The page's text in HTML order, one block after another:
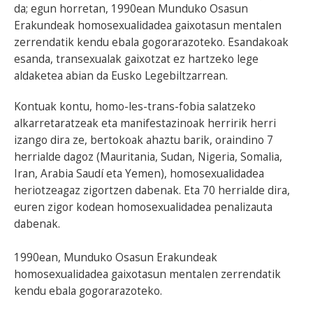
da; egun horretan, 1990ean Munduko Osasun
Erakundeak homosexualidadea gaixotasun mentalen
zerrendatik kendu ebala gogorarazoteko. Esandakoak
esanda, transexualak gaixotzat ez hartzeko lege
aldaketea abian da Eusko Legebiltzarrean.
Kontuak kontu, homo-les-trans-fobia salatzeko
alkarretaratzeak eta manifestazinoak herririk herri
izango dira ze, bertokoak ahaztu barik, oraindino 7
herrialde dagoz (Mauritania, Sudan, Nigeria, Somalia,
Iran, Arabia Saudí eta Yemen), homosexualidadea
heriotzeagaz zigortzen dabenak. Eta 70 herrialde dira,
euren zigor kodean homosexualidadea penalizauta
dabenak.
1990ean, Munduko Osasun Erakundeak
homosexualidadea gaixotasun mentalen zerrendatik
kendu ebala gogorarazoteko.